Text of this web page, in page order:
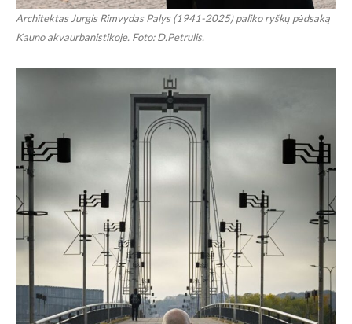
Architektas Jurgis Rimvydas Palys (1941-2025) paliko ryškų pėdsaką
Kauno akvaurbanistikoje. Foto: D.Petrulis.